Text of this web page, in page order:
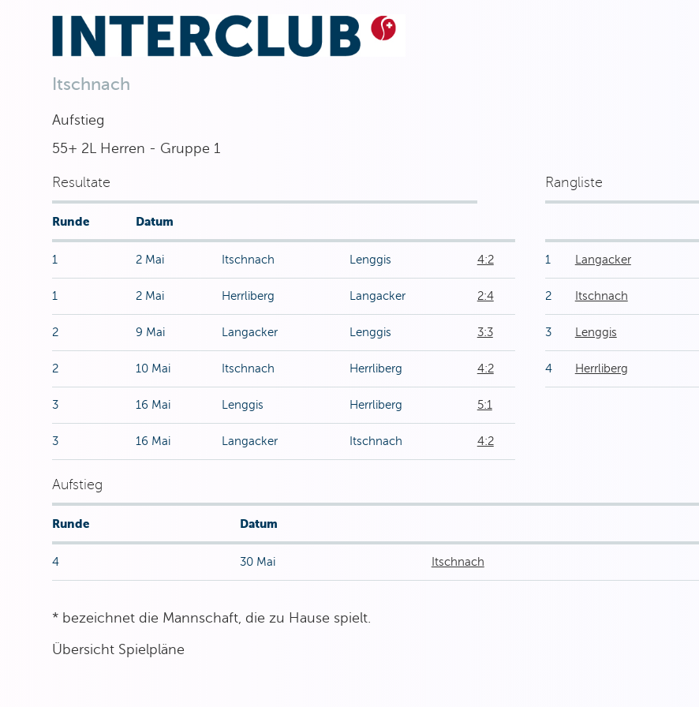
Itschnach
Aufstieg
55+ 2L Herren - Gruppe 1
Resultate
Runde Datum
1 2 Mai Itschnach Lenggis 4:2
1 2 Mai Herrliberg Langacker 2:4
2 9 Mai Langacker Lenggis 3:3
2 10 Mai Itschnach Herrliberg 4:2
3 16 Mai Lenggis Herrliberg 5:1
3 16 Mai Langacker Itschnach 4:2
Rangliste
1 Langacker
2 Itschnach
3 Lenggis
4 Herrliberg
Aufstieg
Runde Datum
4 30 Mai Itschnach
* bezeichnet die Mannschaft, die zu Hause spielt.
Übersicht Spielpläne